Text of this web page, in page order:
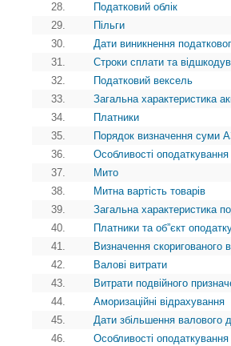
28.
Податковий облік
29.
Пільги
30.
Дати виникнення
31.
Строки сплати та
32.
Податковий вексель
33.
Загальна характеристика
34.
Платники
35.
Порядок визначення суми
36.
Особливості
37.
Мито
38.
Митна вартість товарів
39.
Загальна характеристика
40.
Платники та об”єкт
41.
Визначення скоригованого
42.
Валові витрати
43.
Витрати подвійного
44.
Аморизаційні відрахування
45.
Дати збільшення валового
46.
Особливості